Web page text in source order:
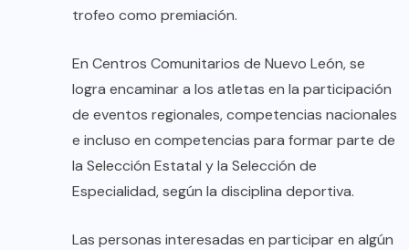
trofeo como premiación.
En Centros Comunitarios de Nuevo León, se
logra encaminar a los atletas en la participación
de eventos regionales, competencias nacionales
e incluso en competencias para formar parte de
la Selección Estatal y la Selección de
Especialidad, según la disciplina deportiva.
Las personas interesadas en participar en algún